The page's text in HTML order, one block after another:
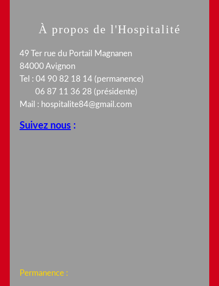
À propos de l'Hospitalité
49 Ter rue du Portail Magnanen
84000 Avignon
Tel : 04 90 82 18 14 (permanence)
06 87 11 36 28 (présidente)
Mail : hospitalite84@gmail.com
Suivez nous :
Permanence :